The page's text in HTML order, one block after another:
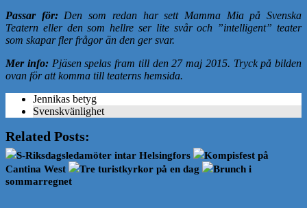
Passar för:Den som redan har sett Mamma Mia på Svenska
Teatern eller den som hellre ser lite svår och ”intelligent” teater
som skapar fler frågor än den ger svar.
Mer info:Pjäsen spelas fram till den 27 maj 2015. Tryck på bilden
ovan för att komma till teaterns hemsida.
Jennikas betyg
Svenskvänlighet
Related Posts:
S-Riksdagsledamöter intar Helsingfors
Kompisfest på
Cantina West
Tre turistkyrkor på en dag
Brunch i
sommarregnet